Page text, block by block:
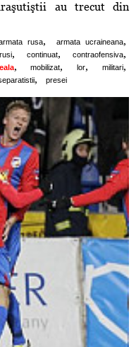
au trecut din
rusa, armata ucraineana,
, continuat, contraofensiva,
, mobilizat, lor, militari,
, presei